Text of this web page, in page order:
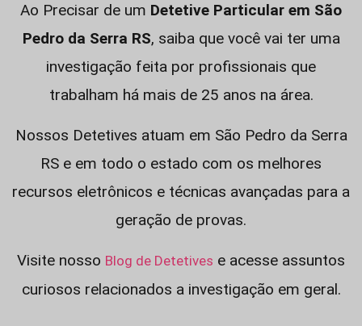
Ao Precisar de um Detetive Particular em São
Pedro da Serra RS, saiba que você vai ter uma
investigação feita por profissionais que
trabalham há mais de 25 anos na área.
Nossos Detetives atuam em São Pedro da Serra
RS e em todo o estado com os melhores
recursos eletrônicos e técnicas avançadas para a
geração de provas.
Visite nosso Blog de Detetives e acesse assuntos
curiosos relacionados a investigação em geral.